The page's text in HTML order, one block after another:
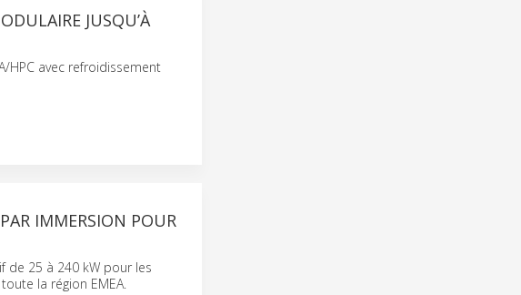
JUSQU’À
HPC avec refroidissement
IMMERSION POUR
de 25 à 240 kW pour les
la région EMEA.